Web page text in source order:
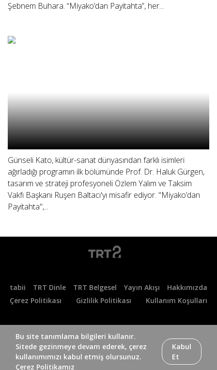
Şebnem Buhara. “Miyako’dan Payitahta”, her...
Günseli Kato, kültür-sanat dünyasından farklı isimleri
ağırladığı programın ilk bölümünde Prof. Dr. Haluk Gürgen,
tasarım ve strateji profesyoneli Özlem Yalım ve Taksim
Vakfı Başkanı Ruşen Baltacı'yı misafir ediyor. "Miyako’dan
Payitahta",...
Bu site tanımlama bilgileri kullanır.
Sitede gezinmeye devam ederek, çerez
kullanımımızı kabul etmiş olursunuz.
Çerez Politikamız
Kabul
Et
tabii TRT Dinle TRT Belgesel Yayın Akışı
Hakkımızda
Çerez Politikası
Gizlilik Politikası Kullanım Koşulları